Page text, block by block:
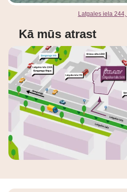
Latgales iela
Kā mūs atrast